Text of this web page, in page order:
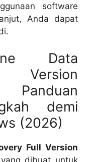
software
Anda dapat
Data
Version
demi
(2026)
Full Version
dibuat untuk